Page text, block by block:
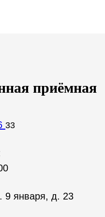
приёмная
33
9 января, д. 23